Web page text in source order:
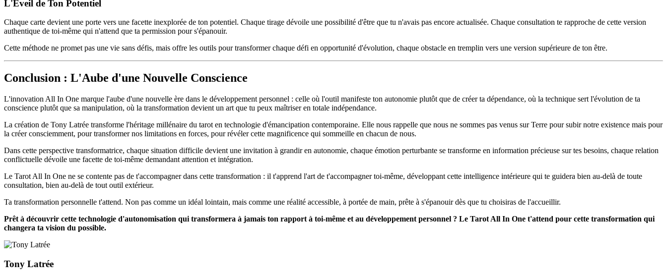
L'Éveil de Ton Potentiel
Chaque carte devient une porte vers une facette inexplorée de ton potentiel. Chaque tirage dévoile une possibilité d'être que tu n'avais pas encore actualisée. Chaque consultation te rapproche de cette version
authentique de toi-même qui n'attend que ta permission pour s'épanouir.
Cette méthode ne promet pas une vie sans défis, mais offre les outils pour transformer chaque défi en opportunité d'évolution, chaque obstacle en tremplin vers une version supérieure de ton être.
Conclusion : L'Aube d'une Nouvelle Conscience
L'innovation All In One marque l'aube d'une nouvelle ère dans le développement personnel : celle où l'outil manifeste ton autonomie plutôt que de créer ta dépendance, où la technique sert l'évolution de ta
conscience plutôt que sa manipulation, où la transformation devient un art que tu peux maîtriser en totale indépendance.
La création de Tony Latrée transforme l'héritage millénaire du tarot en technologie d'émancipation contemporaine. Elle nous rappelle que nous ne sommes pas venus sur Terre pour subir notre existence mais pour
la créer consciemment, pour transformer nos limitations en forces, pour révéler cette magnificence qui sommeille en chacun de nous.
Dans cette perspective transformatrice, chaque situation difficile devient une invitation à grandir en autonomie, chaque émotion perturbante se transforme en information précieuse sur tes besoins, chaque relation
conflictuelle dévoile une facette de toi-même demandant attention et intégration.
Le Tarot All In One ne se contente pas de t'accompagner dans cette transformation : il t'apprend l'art de t'accompagner toi-même, développant cette intelligence intérieure qui te guidera bien au-delà de toute
consultation, bien au-delà de tout outil extérieur.
Ta transformation personnelle t'attend. Non pas comme un idéal lointain, mais comme une réalité accessible, à portée de main, prête à s'épanouir dès que tu choisiras de l'accueillir.
Prêt à découvrir cette technologie d'autonomisation qui transformera à jamais ton rapport à toi-même et au développement personnel ? Le Tarot All In One t'attend pour cette transformation qui
changera ta vision du possible.
Tony Latrée